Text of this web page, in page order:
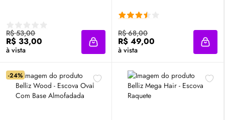
R$ 53,00
R$ 33,00
à vista Adicionar à sacola
R$ 68,00
R$ 49,00
à vista
-24%